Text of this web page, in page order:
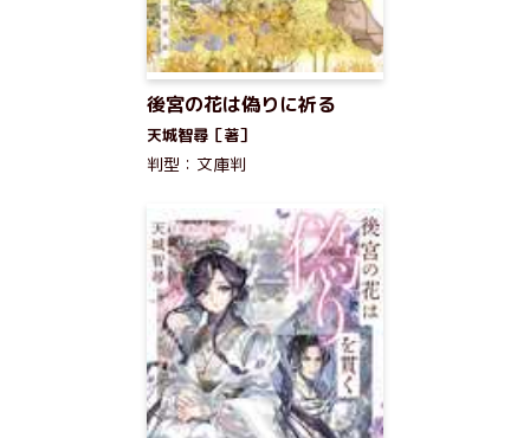
後宮の花は偽りに祈る
天城智尋［著］
判型：文庫判